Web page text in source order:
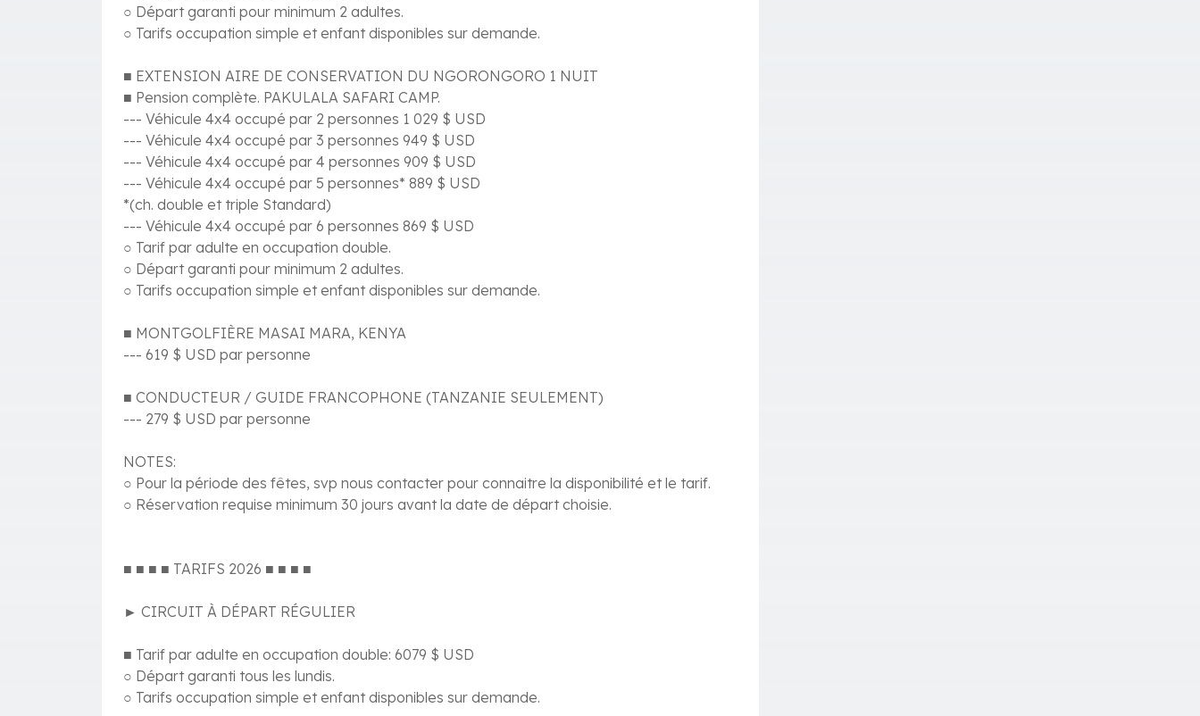
○ Départ garanti pour minimum 2 adultes.
○ Tarifs occupation simple et enfant disponibles sur demande.
■ EXTENSION AIRE DE CONSERVATION DU NGORONGORO 1 NUIT
■ Pension complète. PAKULALA SAFARI CAMP.
--- Véhicule 4x4 occupé par 2 personnes 1 029 $ USD
--- Véhicule 4x4 occupé par 3 personnes 949 $ USD
--- Véhicule 4x4 occupé par 4 personnes 909 $ USD
--- Véhicule 4x4 occupé par 5 personnes* 889 $ USD
*(ch. double et triple Standard)
--- Véhicule 4x4 occupé par 6 personnes 869 $ USD
○ Tarif par adulte en occupation double.
○ Départ garanti pour minimum 2 adultes.
○ Tarifs occupation simple et enfant disponibles sur demande.
■ MONTGOLFIÈRE MASAI MARA, KENYA
--- 619 $ USD par personne
■ CONDUCTEUR / GUIDE FRANCOPHONE (TANZANIE SEULEMENT)
--- 279 $ USD par personne
NOTES:
○ Pour la période des fêtes, svp nous contacter pour connaitre la disponibilité et le tarif.
○ Réservation requise minimum 30 jours avant la date de départ choisie.
■ ■ ■ ■ TARIFS 2026 ■ ■ ■ ■
► CIRCUIT À DÉPART RÉGULIER
■ Tarif par adulte en occupation double: 6079 $ USD
○ Départ garanti tous les lundis.
○ Tarifs occupation simple et enfant disponibles sur demande.